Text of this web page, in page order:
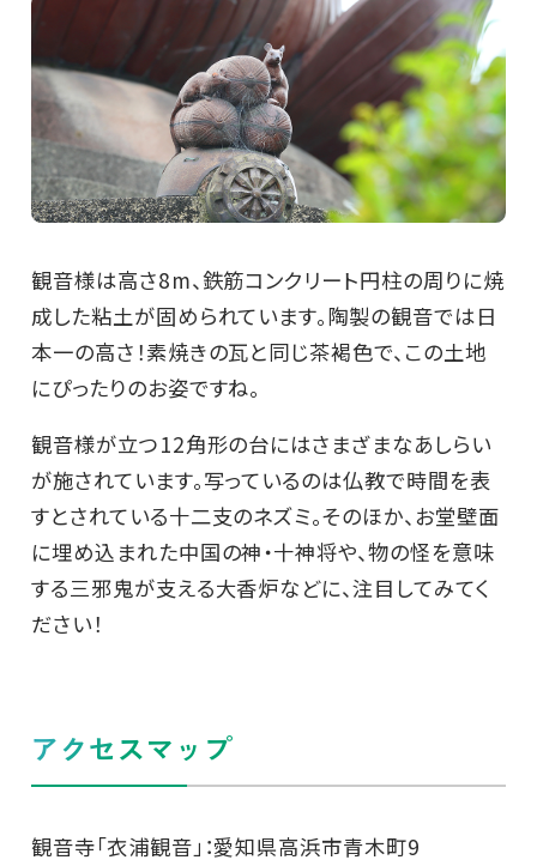
観音様は高さ8m、鉄筋コンクリート円柱の周りに焼
成した粘土が固められています。陶製の観音では日
本一の高さ！素焼きの瓦と同じ茶褐色で、この土地
にぴったりのお姿ですね。
観音様が立つ12角形の台にはさまざまなあしらい
が施されています。写っているのは仏教で時間を表
すとされている十二支のネズミ。そのほか、お堂壁面
に埋め込まれた中国の神・十神将や、物の怪を意味
する三邪鬼が支える大香炉などに、注目してみてく
ださい！
アクセスマップ
観音寺「衣浦観音」：愛知県高浜市青木町9